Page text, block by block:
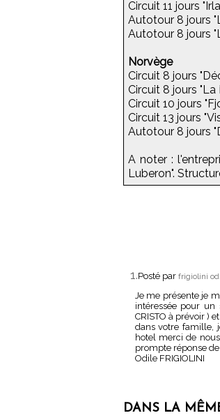
Circuit 11 jours
Autotour 8 jours
Autotour 8 jours
Norvège
Circuit 8 jours
Circuit 8 jours
Circuit 10 jours
Circuit 13 jours
Autotour 8 jours
A noter :
Luberon".
1.Posté par frigiolini
Je me présente je
intéressée pour un
CRISTO à prévoir )
dans votre famille,
hotel merci de
prompte réponse
Odile FRIGIOLINI
DANS LA